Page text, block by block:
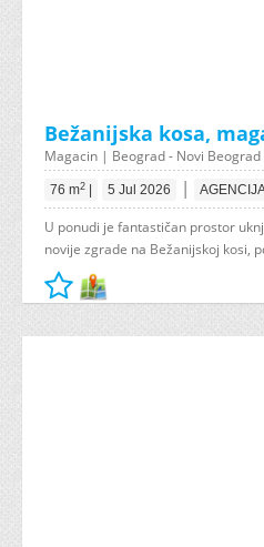
Bežanijska kosa,
Magacin | Beograd - Novi
76 m2 5 Jul 2026 |
U ponudi je fantastičan prostor
novije zgrade na Bežanijskoj kosi,